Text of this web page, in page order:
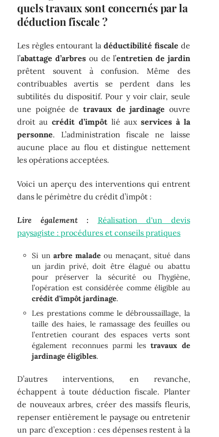
quels travaux sont concernés par la
déduction fiscale ?
Les règles entourant la déductibilité fiscale de
l’abattage d’arbres ou de l’entretien de jardin
prêtent souvent à confusion. Même des
contribuables avertis se perdent dans les
subtilités du dispositif. Pour y voir clair, seule
une poignée de travaux de jardinage ouvre
droit aucrédit d’impôt lié aux services à la
personne. L’administration fiscale ne laisse
aucune place au flou et distingue nettement
les opérations acceptées.
Voici un aperçu des interventions qui entrent
dans le périmètre du crédit d’impôt :
Lire également :
Réalisation d'un devis
paysagiste : procédures et conseils pratiques
Si un arbre maladeou menaçant, situé dans
un jardin privé, doit être élagué ou abattu
pour préserver la sécurité ou l’hygiène,
l’opération est considérée comme éligible au
crédit d’impôt jardinage.
Les prestations comme le débroussaillage, la
taille des haies, le ramassage des feuilles ou
l’entretien courant des espaces verts sont
également reconnues parmi lestravaux de
jardinage éligibles.
D’autres interventions, en revanche,
échappent à toute déduction fiscale. Planter
de nouveaux arbres, créer des massifs fleuris,
repenser entièrement le paysage ou entretenir
un parc d’exception : ces dépenses restent à la